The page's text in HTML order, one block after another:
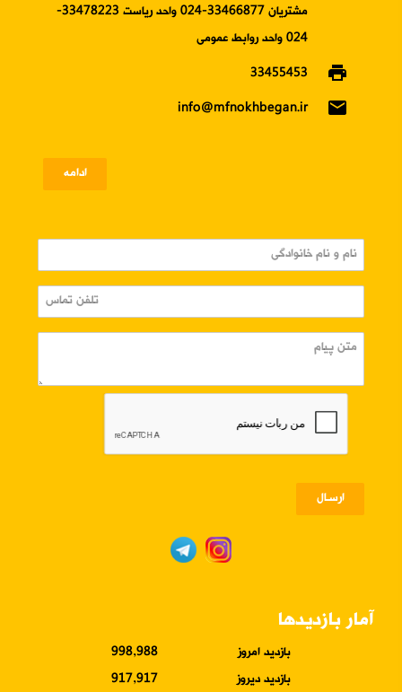
مشتریان 33466877-024 واحد ریاست 33478223-
024 واحد روابط عمومی
print
33455453
email
info@mfnokhbegan.ir
ادامه
ارسـال
آمار بازدیدها
بازدید امروز
998,988
بازدید دیروز
917,917